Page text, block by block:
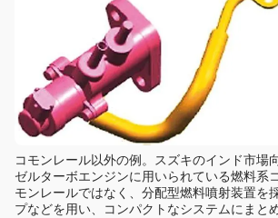
コモンレール以外の例。スズキのインド市場
ゼルターボエンジンに用いられている燃料系
モンレールではなく、分配型燃料噴射装置を
プなどを用い、コンパクトなシステムにまと